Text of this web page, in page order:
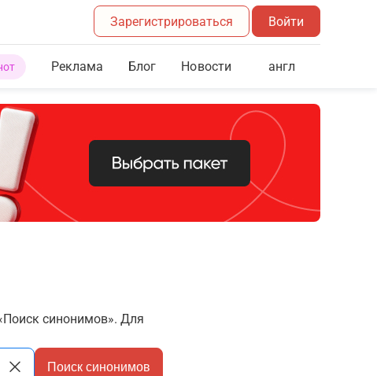
Зарегистрироваться Войти
Реклама Блог Новости англ
синонимов». Для
Поиск синонимов